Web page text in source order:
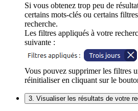
Si vous obtenez trop peu de
certains mots-clés ou certains
recherche.
Les filtres appliqués à votre
suivante :
Vous pouvez supprimer les filtres
réinitialiser en cliquant sur le
3. Visualiser les résultats de votre